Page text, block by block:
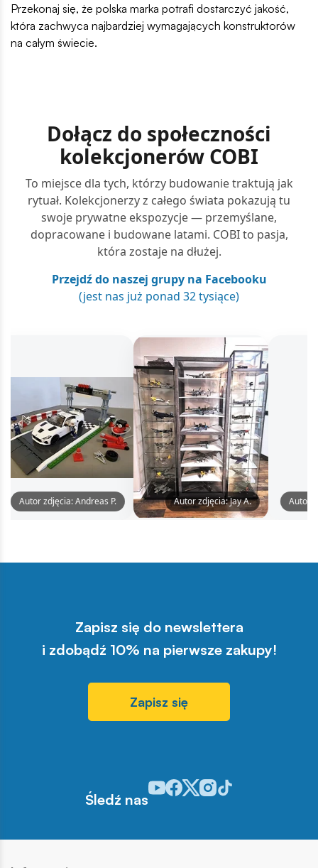
Przekonaj się, że polska marka potrafi dostarczyć jakość,
która zachwyca najbardziej wymagających konstruktorów
na całym świecie.
Dołącz do społeczności
kolekcjonerów COBI
To miejsce dla tych, którzy budowanie traktują jak
rytuał. Kolekcjonerzy z całego świata pokazują tu
swoje prywatne ekspozycje — przemyślane,
dopracowane i budowane latami. COBI to pasja,
która zostaje na dłużej.
Przejdź do naszej grupy na Facebooku
(jest nas już ponad 32 tysiące)
Autor zdjęcia: Andreas P. Autor zdjęcia: Jay A. Autor
Zapisz się do newslettera
i zdobądź 10% na pierwsze zakupy!
Zapisz się
Śledź nas
Odwiedź nasz profil w serwisie
Odwiedź nasz profil w serwisie
Odwiedź nasz profil w
Odwiedź nasz profil w
Odwiedź nasz profil